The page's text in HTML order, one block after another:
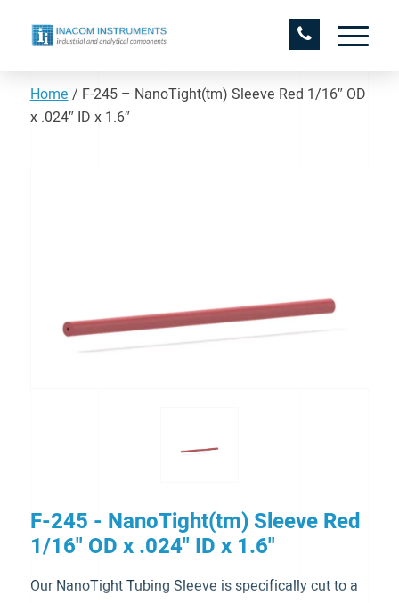
Home / F-245 – NanoTight(tm) Sleeve Red 1/16″ OD
x .024″ ID x 1.6″
F-245 - NanoTight(tm) Sleeve Red
1/16" OD x .024" ID x 1.6"
Our NanoTight Tubing Sleeve is specifically cut to a